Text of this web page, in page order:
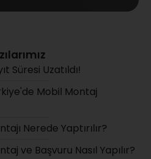
Süresi Uzatıldı!
Mobil Montaj
Nerede Yaptırılır?
ve Başvuru Nasıl Yapılır?